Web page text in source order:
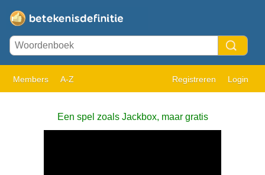
Members A-Z Registreren Login
Een spel zoals Jackbox, maar gratis